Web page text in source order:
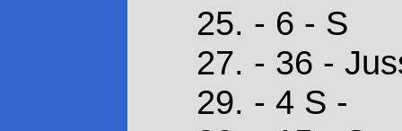
25. - 6 - S
27. - 36 -
29. - 4 S -